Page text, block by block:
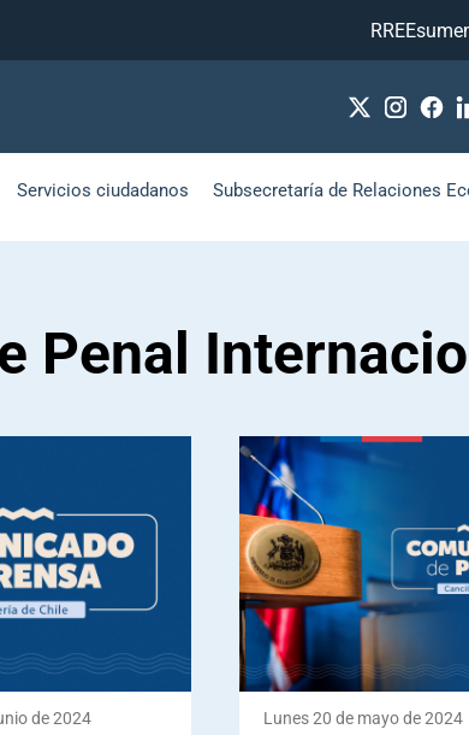
Servicios ciudadanos Subsecretaría de Relaciones
Penal
de 2024
Lunes 20 de mayo de 2024